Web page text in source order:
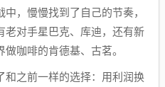
，慢慢找到了自己的节奏，
对手星巴克、库迪，还有新
咖啡的肯德基、古茗。
和之前一样的选择：用利润换